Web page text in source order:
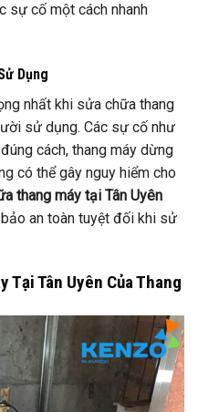
sự cố một cách nhanh
Dụng
nhất khi sửa chữa thang
sử dụng. Các sự cố như
cách, thang máy dừng
có thể gây nguy hiểm cho
thang máy tại Tân Uyên
an toàn tuyệt đối khi sử
Tại Tân Uyên Của Thang